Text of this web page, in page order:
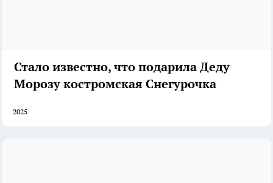
Стало известно, что подарила Деду
Морозу костромская Снегурочка
2025